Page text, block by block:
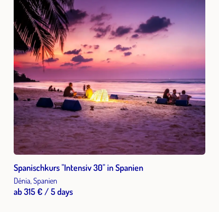
Spanischkurs "Intensiv 30" in Spanien
Dénia, Spanien
ab 315 € / 5 days